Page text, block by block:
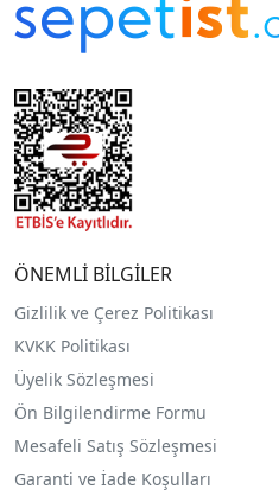
ÖNEMLİ BİLGİLER
Gizlilik ve Çerez Politikası
KVKK Politikası
Üyelik Sözleşmesi
Ön Bilgilendirme Formu
Mesafeli Satış Sözleşmesi
Garanti ve İade Koşulları